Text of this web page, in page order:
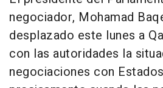
negociador, Mohamad
desplazado este lunes a
con las autoridades la
negociaciones con